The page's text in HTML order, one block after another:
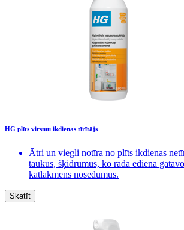
HG plīts virsmu ikdienas tīrītājs
Ātri un viegli notīra no plīts ikdienas
taukus, šķidrumus, ko rada ēdiena
katlakmens nosēdumus.
Skatīt